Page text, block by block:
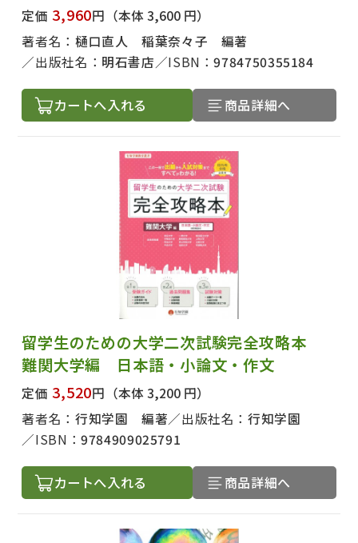
定価 3,960円 （本体 3,600 円）
著者名： 樋口直人 稲葉奈々子 編著
出版社名： 明石書店 ISBN：9784750355184
カートへ入れる 商品詳細へ
留学生のための大学二次試験完全攻略本
難関大学編 日本語・小論文・作文
定価 3,520円 （本体 3,200 円）
著者名： 行知学園 編著 出版社名：行知学園
ISBN：9784909025791
カートへ入れる 商品詳細へ